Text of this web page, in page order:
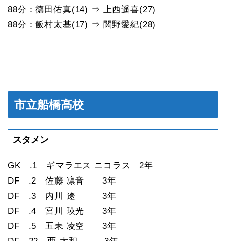
88分：德田佑真(14) ⇒ 上西遥喜(27)
88分：飯村太基(17) ⇒ 関野愛紀(28)
市立船橋高校
スタメン
GK .1 ギマラエス ニコラス 2年
DF .2 佐藤 凛音 3年
DF .3 内川 遼 3年
DF .4 宮川 瑛光 3年
DF .5 五耒 凌空 3年